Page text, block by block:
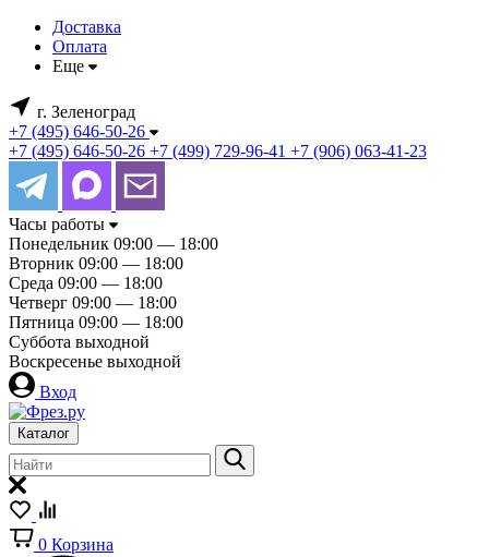
Доставка
Оплата
Еще
г. Зеленоград
+7 (495) 646-50-26
+7 (495) 646-50-26 +7 (499) 729-96-41 +7 (906) 063-41-23
Часы работы
Понедельник 09:00 — 18:00
Вторник 09:00 — 18:00
Среда 09:00 — 18:00
Четверг 09:00 — 18:00
Пятница 09:00 — 18:00
Суббота выходной
Воскресенье выходной
Вход
Каталог
0 Корзина